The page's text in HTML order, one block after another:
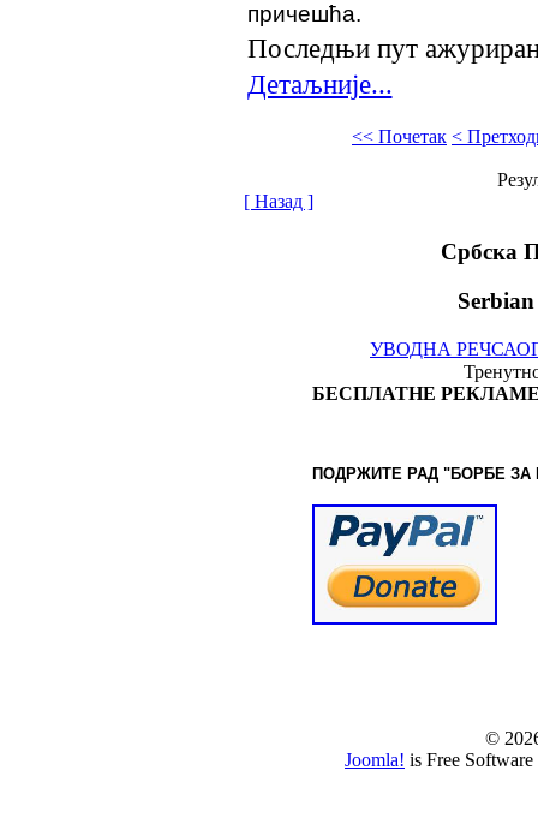
причешћа.
Последњи пут
Детаљније...
<< Почетак <
[ Назад ]
Србска
УВОДНА РЕЧ
БЕСПЛАТНЕ
ПОДРЖИТЕ РАД "БОРБЕ ЗА
©
Joomla! is Free